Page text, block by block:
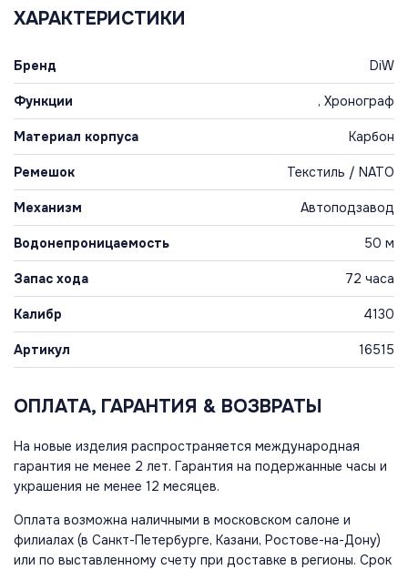
ХАРАКТЕРИСТИКИ
Бренд DiW
Функции , Хронограф
Материал корпуса Карбон
Ремешок Текстиль / NATO
Механизм Автоподзавод
Водонепроницаемость 50 м
Запас хода 72 часа
Калибр 4130
Артикул 16515
ОПЛАТА, ГАРАНТИЯ & ВОЗВРАТЫ
На новые изделия распространяется международная
гарантия не менее 2 лет. Гарантия на подержанные часы и
украшения не менее 12 месяцев.
Оплата возможна наличными в московском салоне и
филиалах (в Санкт-Петербурге, Казани, Ростове-на-Дону)
или по выставленному счету при доставке в регионы. Срок